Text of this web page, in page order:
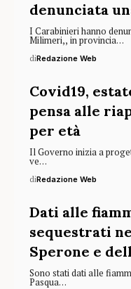
denunciata
I Carabinieri hanno
Milimeri,, in provincia…
diRedazione Web
Covid19,
pensa alle
per età
Il Governo inizia a
ve…
diRedazione Web
Dati alle
sequestrati
Sperone e
Sono stati dati alle
Pasqua…